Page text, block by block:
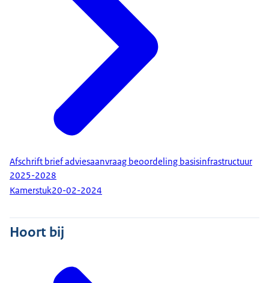
Afschrift brief adviesaanvraag beoordeling basisinfrastructuur
2025-2028
Kamerstuk20-02-2024
Hoort bij